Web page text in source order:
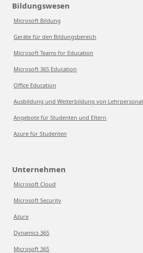
Bildungswesen
Microsoft Bildung
Geräte für den Bildungsbereich
Microsoft Teams for Education
Microsoft 365 Education
Office Education
Ausbildung und Weiterbildung von Lehrpersonal
Angebote für Studenten und Eltern
Azure für Studenten
Unternehmen
Microsoft Cloud
Microsoft Security
Azure
Dynamics 365
Microsoft 365